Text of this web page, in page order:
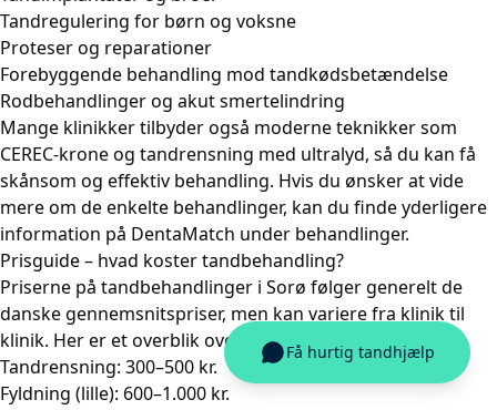
Tandregulering for børn og voksne
Proteser og reparationer
Forebyggende behandling mod tandkødsbetændelse
Rodbehandlinger og akut smertelindring
Mange klinikker tilbyder også moderne teknikker som
CEREC-kroneog tandrensning med ultralyd, så du kan få
skånsom og effektiv behandling. Hvis du ønsker at vide
mere om de enkelte behandlinger, kan du finde yderligere
information på DentaMatch under behandlinger.
Prisguide – hvad koster tandbehandling?
Priserne på tandbehandlinger i Sorø følger generelt de
danske gennemsnitspriser, men kan variere fra klinik til
klinik. Her er et overblik over typiske prisniveauer:
Tandrensning: 300–500 kr.
Fyldning (lille): 600–1.000 kr.